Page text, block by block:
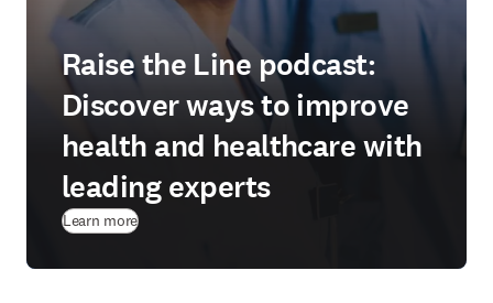
Raise the Line podcast:
Discover ways to improve
health and healthcare with
leading experts
Learn more